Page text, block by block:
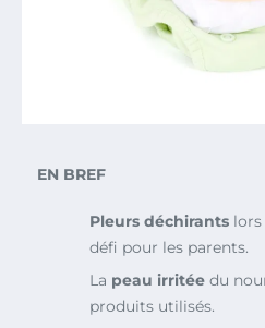
EN BREF
Pleurs déchirants lors
défi pour les parents.
La peau irritée du
produits utilisés.